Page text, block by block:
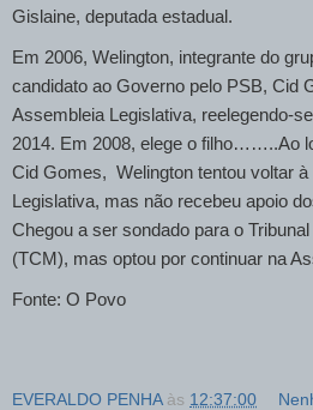
Gislaine, deputada estadual.
Em 2006, Welington, integrante do
candidato ao Governo pelo PSB, Cid
Assembleia Legislativa, reelegendo-
2014. Em 2008, elege o filho……..Ao
Cid Gomes, Welington tentou voltar
Legislativa, mas não recebeu apoio
Chegou a ser sondado para o
(TCM), mas optou por continuar na
Fonte: O Povo
EVERALDO PENHA às 12:37:00